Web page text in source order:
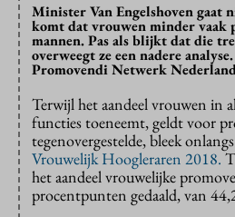
Minister Van Engelshoven gaat
komt dat vrouwen minder vaak
mannen. Pas als blijkt dat die
overweegt ze een nadere
Promovendi Netwerk
Terwijl het aandeel vrouwen in
functies toeneemt, geldt voor
tegenovergestelde, bleek
Vrouwelijk Hoogleraren 2018.
het aandeel vrouwelijke
procentpunten gedaald, van